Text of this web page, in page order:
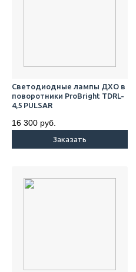
Светодиодные лампы ДХО в
поворотники ProBright TDRL-
4,5 PULSAR
16 300 руб.
Заказать